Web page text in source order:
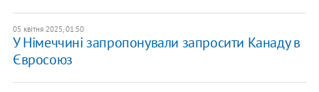
05 квітня 2025, 01:50
У Німеччині запропонували запросити Канаду в
Євросоюз